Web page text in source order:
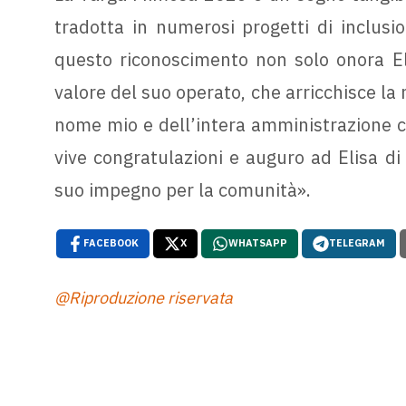
tradotta in numerosi progetti di
questo riconoscimento non solo onora
valore del suo operato, che arricchisce
nome mio e dell’intera amministrazione
vive congratulazioni e auguro ad Elisa
suo impegno per la comunità».
FACEBOOK X WHATSAPP TELEGRAM
@Riproduzione riservata